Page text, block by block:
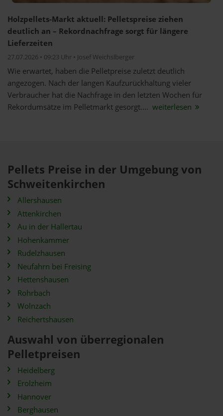
Holzpellets-Markt aktuell: Pelletspreise ziehen
deutlich an – Rekordnachfrage sorgt für längere
Lieferzeiten
27.07.2026 • 09:23 Uhr • Josef Weichslberger
Wie erwartet, haben die Pelletpreise zuletzt deutlich
angezogen. Nach der langen Kaufzurückhaltung vieler
Verbraucher hat die Nachfrage in den letzten Wochen für
Rekordumsätze im Pelletmarkt gesorgt.... weiterlesen
Pellets Preise in der Umgebung von
Schweitenkirchen
Allershausen
Attenkirchen
Au in der Hallertau
Hohenkammer
Rudelzhausen
Neufahrn bei Freising
Hettenshausen
Rohrbach
Wolnzach
Reichertshausen
Auswahl von überregionalen
Pelletpreisen
Heidelberg
Erolzheim
Hannover
Berghausen